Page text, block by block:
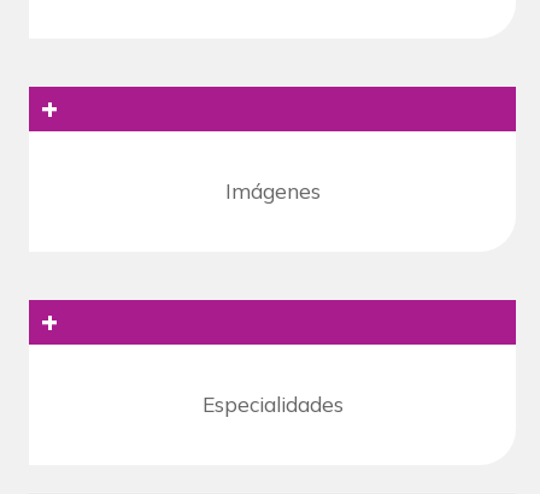
+
Imágenes
+
Especialidades